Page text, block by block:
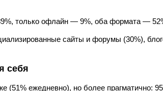
только офлайн — 9%, оба формата —
сайты и форумы (30%),
себя
(51% ежедневно), но более прагматично: